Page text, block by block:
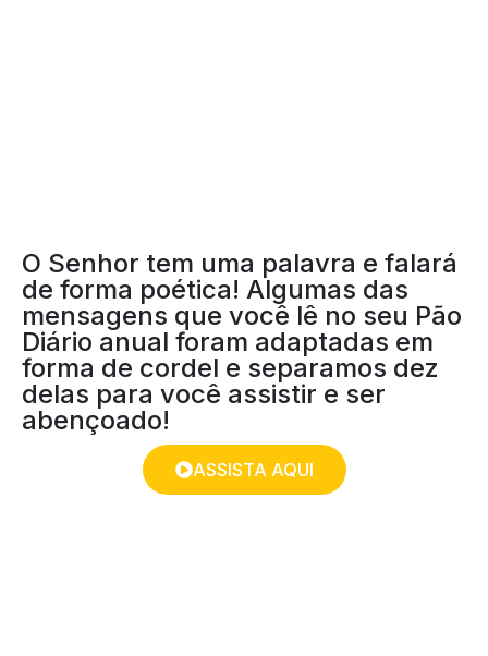
O Senhor tem uma palavra e falará
de forma poética! Algumas das
mensagens que você lê no seu Pão
Diário anual foram adaptadas em
forma de cordel e separamos dez
delas para você assistir e ser
abençoado!
ASSISTA AQUI